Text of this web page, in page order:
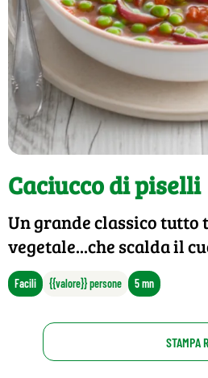
Caciucco di piselli
Un grande classico tutto
vegetale...che scalda il
Facili {{valore}} persone 5 mn
STAMPA